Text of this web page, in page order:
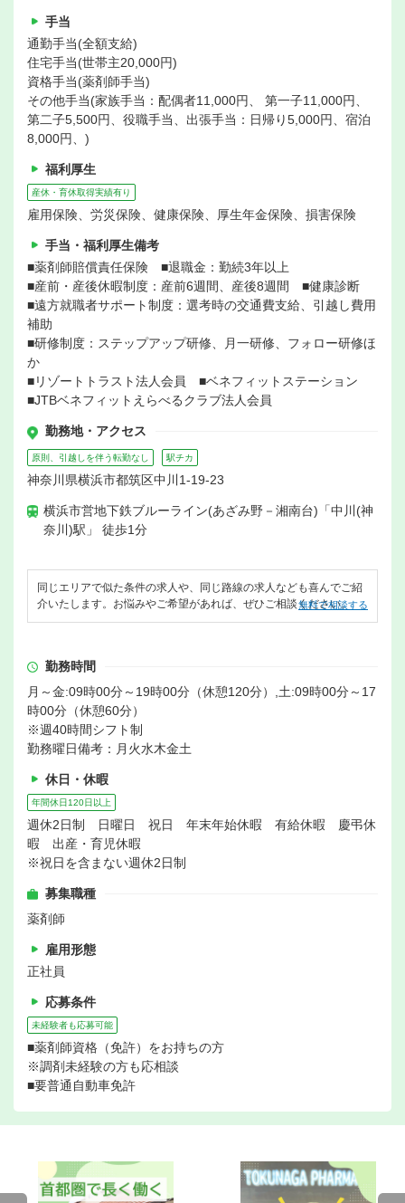
手当
通勤手当(全額支給)
住宅手当(世帯主20,000円)
資格手当(薬剤師手当)
その他手当(家族手当：配偶者11,000円、 第一子11,000円、
第二子5,500円、役職手当、出張手当：日帰り5,000円、宿泊
8,000円、)
福利厚生
産休・育休取得実績有り
雇用保険、労災保険、健康保険、厚生年金保険、損害保険
手当・福利厚生備考
■薬剤師賠償責任保険 ■退職金：勤続3年以上
■産前・産後休暇制度：産前6週間、産後8週間 ■健康診断
■遠方就職者サポート制度：選考時の交通費支給、引越し費用
補助
■研修制度：ステップアップ研修、月一研修、フォロー研修ほ
か
■リゾートトラスト法人会員 ■ベネフィットステーション
■JTBベネフィットえらべるクラブ法人会員
勤務地・アクセス
原則、引越しを伴う転勤なし 駅チカ
神奈川県横浜市都筑区中川1-19-23
横浜市営地下鉄ブルーライン(あざみ野－湘南台)「中川(神
奈川)駅」 徒歩1分
同じエリアで似た条件の求人や、同じ路線の求人なども喜んでご紹
介いたします。お悩みやご希望があれば、ぜひご相談ください。
無料で相談する
勤務時間
月～金:09時00分～19時00分（休憩120分）,土:09時00分～17
時00分（休憩60分）
※週40時間シフト制
勤務曜日備考：月火水木金土
休日・休暇
年間休日120日以上
週休2日制 日曜日 祝日 年末年始休暇 有給休暇 慶弔休
暇 出産・育児休暇
※祝日を含まない週休2日制
募集職種
薬剤師
雇用形態
正社員
応募条件
未経験者も応募可能
■薬剤師資格（免許）をお持ちの方
※調剤未経験の方も応相談
■要普通自動車免許